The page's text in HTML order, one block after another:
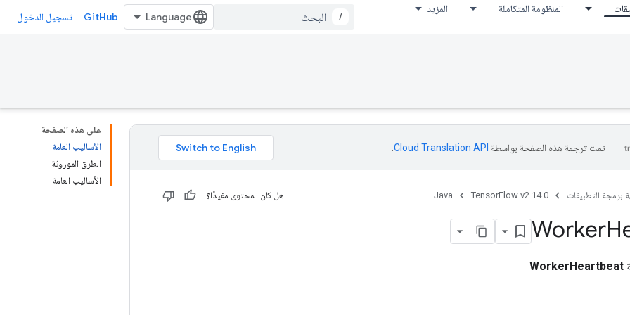
المنظومة المتكاملة المزيد
/
GitHub تسجيل الدخول
على هذه الصفحة
الأساليب العامة
الطرق الموروثة
الأساليب العامة
تمت ترجمة هذه الصفحة بواسطة Cloud Translation API‏
برمجة التطبيقات TensorFlow v2.14.0
Java هل كان المحتوى مفيدًا؟
Worker
WorkerHeartbeat